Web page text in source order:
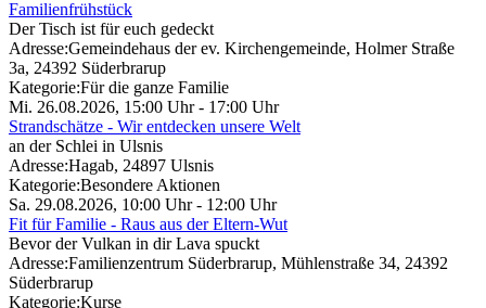
Familienfrühstück
Der Tisch ist für euch gedeckt
Adresse:Gemeindehaus der ev. Kirchengemeinde, Holmer Straße
3a, 24392 Süderbrarup
Kategorie:Für die ganze Familie
Mi. 26.08.2026, 15:00 Uhr - 17:00 Uhr
Strandschätze - Wir entdecken unsere Welt
an der Schlei in Ulsnis
Adresse:Hagab, 24897 Ulsnis
Kategorie:Besondere Aktionen
Sa. 29.08.2026, 10:00 Uhr - 12:00 Uhr
Fit für Familie - Raus aus der Eltern-Wut
Bevor der Vulkan in dir Lava spuckt
Adresse:Familienzentrum Süderbrarup, Mühlenstraße 34, 24392
Süderbrarup
Kategorie:Kurse